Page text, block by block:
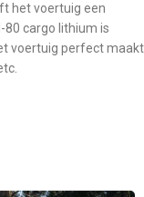
het voertuig een
80 cargo lithium is
voertuig perfect maakt